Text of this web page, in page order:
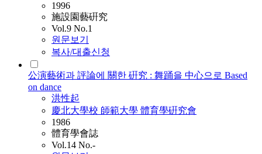
1996
施設園藝硏究
Vol.9 No.1
원문보기
복사/대출신청
公演藝術과 評論에 關한 硏究 : 舞踊을 中心으로 Based
on dance
洪性起
慶北大學校 師範大學 體育學硏究會
1986
體育學會誌
Vol.14 No.-